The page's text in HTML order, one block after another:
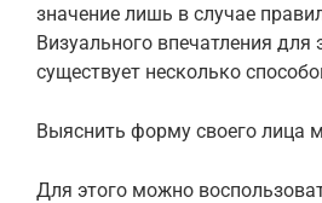
значение лишь в случае
Визуального впечатления для
существует несколько
Выяснить форму своего лица
Для этого можно